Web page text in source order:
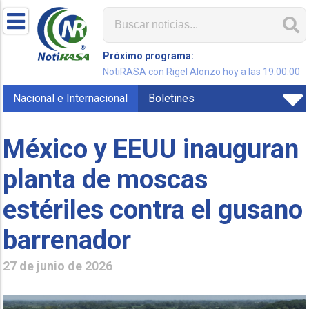
Próximo programa:
NotiRASA con Rigel Alonzo hoy a las 19:00:00
Nacional e Internacional Boletines
México y EEUU inauguran
planta de moscas
estériles contra el gusano
barrenador
27 de junio de 2026